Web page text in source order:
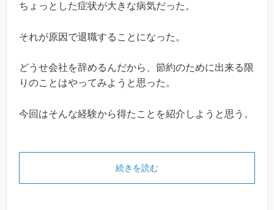
ちょっとした症状が大きな病気だった。
それが原因で退職することになった。
どうせ会社を辞めるんだから、節約のために出来る限
りのことはやってみようと思った。
今回はそんな経験から得たことを紹介しようと思う。
続きを読む